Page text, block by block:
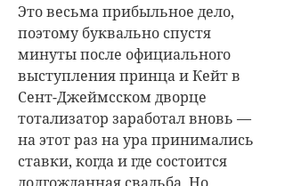
Это весьма прибыльное дело,
поэтому буквально спустя
минуты после официального
выступления принца и Кейт в
Сент-Джеймсском дворце
тотализатор заработал вновь —
на этот раз на ура принимались
ставки, когда и где состоится